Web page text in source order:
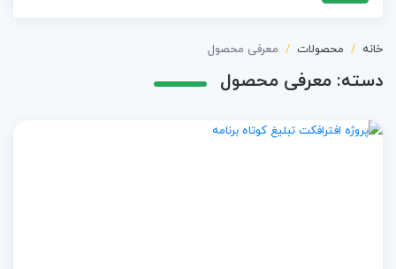
خانه محصولات معرفی محصول
دسته: معرفی محصول